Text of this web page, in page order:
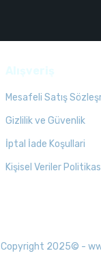
Mesafeli Satış
Gizlilik ve Güvenlik
İptal İade Koşullari
Kişisel Veriler
Copyright 2025© -